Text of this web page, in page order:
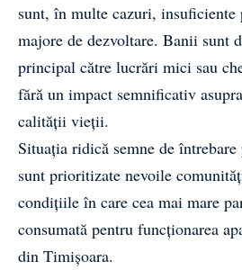
sunt, în multe cazuri, insuficiente
majore de dezvoltare. Banii sunt
principal către lucrări mici sau
fără un impact semnificativ
calității vieții.
Situația ridică semne de
sunt prioritizate nevoile
condițiile în care cea mai mare
consumată pentru funcționarea
din Timișoara.